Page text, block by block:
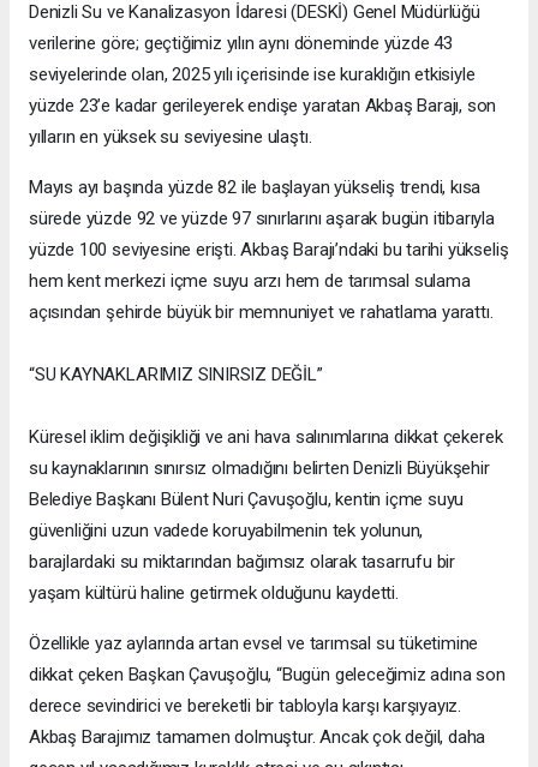
Denizli Su ve Kanalizasyon İdaresi (DESKİ) Genel Müdürlüğü
verilerine göre; geçtiğimiz yılın aynı döneminde yüzde 43
seviyelerinde olan, 2025 yılı içerisinde ise kuraklığın etkisiyle
yüzde 23’e kadar gerileyerek endişe yaratan Akbaş Barajı, son
yılların en yüksek su seviyesine ulaştı.
Mayıs ayı başında yüzde 82 ile başlayan yükseliş trendi, kısa
sürede yüzde 92 ve yüzde 97 sınırlarını aşarak bugün itibarıyla
yüzde 100 seviyesine erişti. Akbaş Barajı’ndaki bu tarihi yükseliş
hem kent merkezi içme suyu arzı hem de tarımsal sulama
açısından şehirde büyük bir memnuniyet ve rahatlama yarattı.
“SU KAYNAKLARIMIZ SINIRSIZ DEĞİL”
Küresel iklim değişikliği ve ani hava salınımlarına dikkat çekerek
su kaynaklarının sınırsız olmadığını belirten Denizli Büyükşehir
Belediye Başkanı Bülent Nuri Çavuşoğlu, kentin içme suyu
güvenliğini uzun vadede koruyabilmenin tek yolunun,
barajlardaki su miktarından bağımsız olarak tasarrufu bir
yaşam kültürü haline getirmek olduğunu kaydetti.
Özellikle yaz aylarında artan evsel ve tarımsal su tüketimine
dikkat çeken Başkan Çavuşoğlu, “Bugün geleceğimiz adına son
derece sevindirici ve bereketli bir tabloyla karşı karşıyayız.
Akbaş Barajımız tamamen dolmuştur. Ancak çok değil, daha